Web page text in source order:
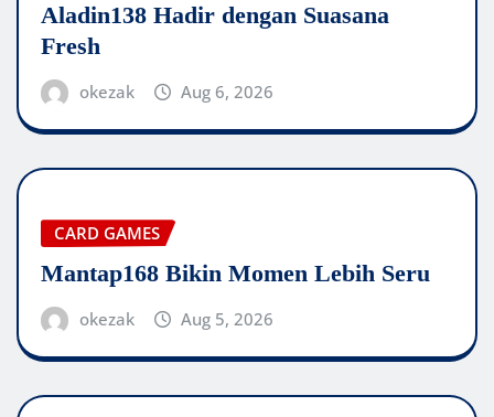
Aladin138 Hadir dengan Suasana
Fresh
okezak Aug 6, 2026
CARD GAMES
Mantap168 Bikin Momen Lebih Seru
okezak Aug 5, 2026